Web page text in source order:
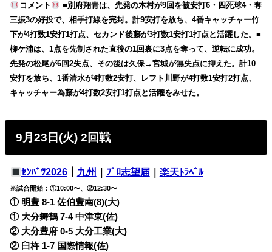
コメント
■別府翔青は、先発の木村が9回を被安打6・四死球4・奪
三振3の好投で、相手打線を完封。計9安打を放ち、4番キャッチャー竹
下が4打数1安打1打点、セカンド後藤が3打数1安打1打点と活躍した。■
柳ケ浦は、1点を先制された直後の1回裏に3点を奪って、逆転に成功。
先発の松尾が6回2失点、その後は久保→宮城が無失点に抑えた。計10
安打を放ち、1番清水が4打数2安打、レフト川野が4打数1安打2打点、
キャッチャー為藤が4打数2安打1打点と活躍をみせた。
9月23日(火) 2回戦
ｾﾝﾊﾞﾂ2026｜ 九州 ﾌﾟﾛ志望届｜ 楽天ﾄﾗﾍﾞﾙ
※試合開始：①10:00〜、②12:30〜
① 明豊 8-1 佐伯豊南(8)(大)
① 大分舞鶴 7-4 中津東(佐)
② 大分豊府 0-5 大分工業(大)
② 臼杵 1-7 国際情報(佐)